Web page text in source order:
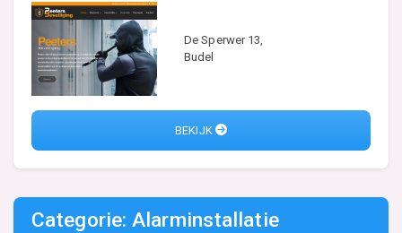
De Sperwer 13,
Budel
BEKIJK
Categorie: Alarminstallatie